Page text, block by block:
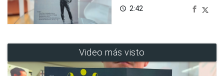
access_time 2:42
Video más visto